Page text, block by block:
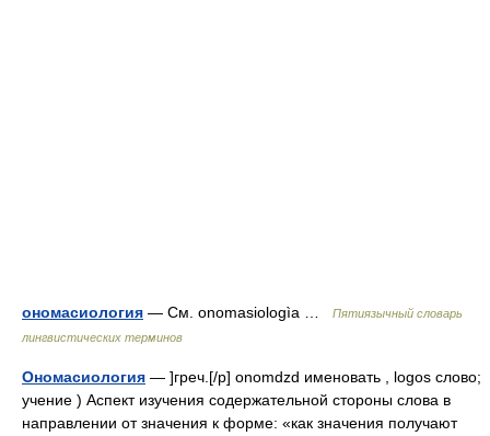
ономасиология — См. onomasiologìa …
Пятиязычный словарь
лингвистических терминов
Ономасиология — ]греч.[/p] onomdzd именовать , logos слово;
учение ) Аспект изучения содержательной стороны слова в
направлении от значения к форме: «как значения получают